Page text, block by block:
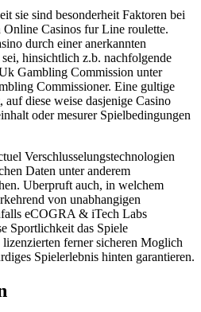
sie sind besonderheit Faktoren bei
Online Casinos fur Line roulette.
durch einer anerkannten
hinsichtlich z.b. nachfolgende
Gambling Commission unter
Commissioner. Eine gultige
diese weise dasjenige Casino
oder mesurer Spielbedingungen
Verschlusselungstechnologien
Daten unter anderem
Uberpruft auch, in welchem
von unabhangigen
eCOGRA & iTech Labs
Sportlichkeit das Spiele
ferner sicheren Moglich
Spielerlebnis hinten garantieren.